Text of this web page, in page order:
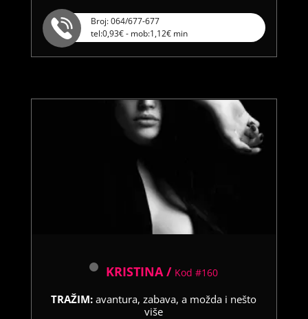
Broj: 064/677-677
tel:0,93€ - mob:1,12€ min
KRISTINA / Kod #160
TRAŽIM:avantura, zabava, a možda i nešto
više